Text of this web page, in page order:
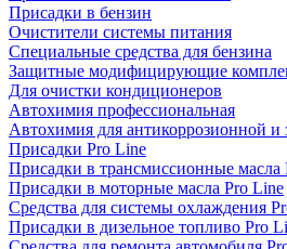
Присадки в бензин
Очистители системы питания
Специальные срeдства для бензина
Защитные модифицирующие
Для очистки кондиционеров
Автохимия профессиональная
Автохимия для антикоррозионной и
Присадки Pro Line
Присадки в трансмиссионные масла
Присадки в моторные масла Pro Line
Средства для системы охлаждения
Присадки в дизельное топливо Pro